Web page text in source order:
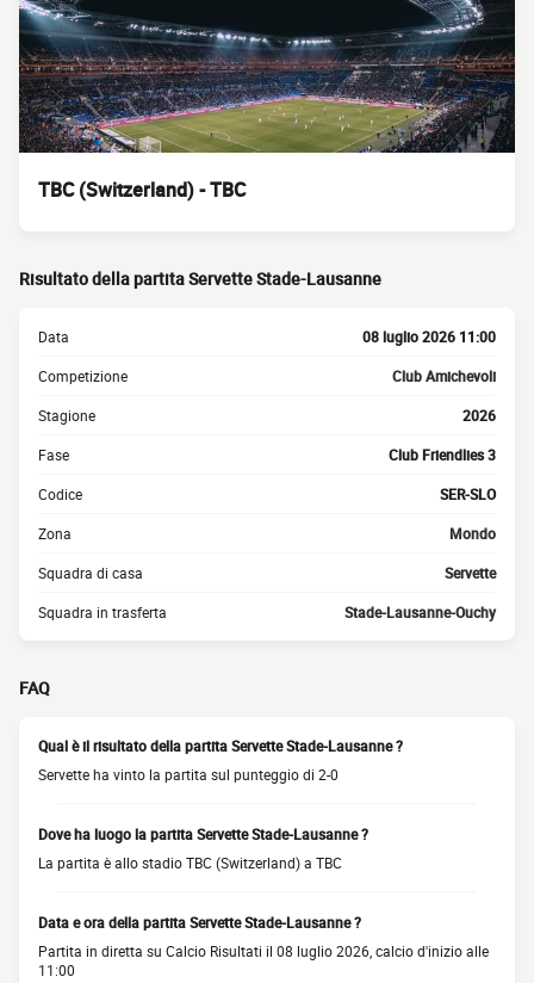
TBC (Switzerland) - TBC
Risultato della partita Servette Stade-Lausanne
Data 08 luglio 2026 11:00
Competizione Club Amichevoli
Stagione 2026
Fase Club Friendlies 3
Codice SER-SLO
Zona Mondo
Squadra di casa Servette
Squadra in trasferta Stade-Lausanne-Ouchy
FAQ
Qual è il risultato della partita Servette Stade-Lausanne ?
Servette ha vinto la partita sul punteggio di 2-0
Dove ha luogo la partita Servette Stade-Lausanne ?
La partita è allo stadio TBC (Switzerland) a TBC
Data e ora della partita Servette Stade-Lausanne ?
Partita in diretta su Calcio Risultati il 08 luglio 2026, calcio d'inizio alle
11:00